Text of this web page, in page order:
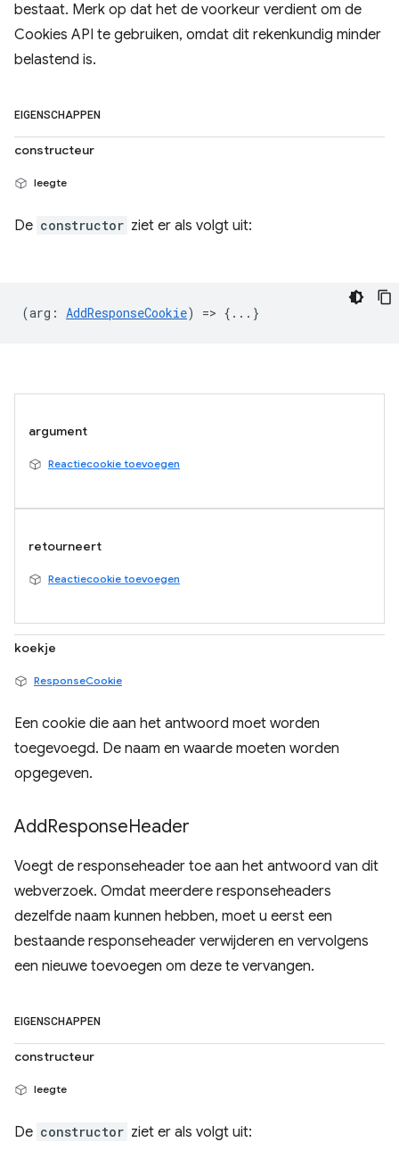
bestaat. Merk op dat het de voorkeur verdient om de
Cookies API te gebruiken, omdat dit rekenkundig minder
belastend is.
EIGENSCHAPPEN
constructeur
leegte
De constructor ziet er als volgt uit:
(arg : AddResponseCookie) => {...}
argument
Reactiecookie toevoegen
retourneert
Reactiecookie toevoegen
koekje
ResponseCookie
Een cookie die aan het antwoord moet worden
toegevoegd. De naam en waarde moeten worden
opgegeven.
AddResponseHeader
Voegt de responseheader toe aan het antwoord van dit
webverzoek. Omdat meerdere responseheaders
dezelfde naam kunnen hebben, moet u eerst een
bestaande responseheader verwijderen en vervolgens
een nieuwe toevoegen om deze te vervangen.
EIGENSCHAPPEN
constructeur
leegte
De constructor ziet er als volgt uit: